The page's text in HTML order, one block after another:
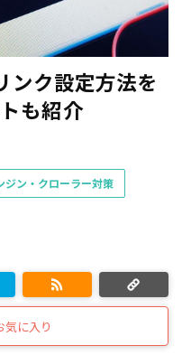
ク設定方法を
も紹介
ジン・クローラー対策
気に入り